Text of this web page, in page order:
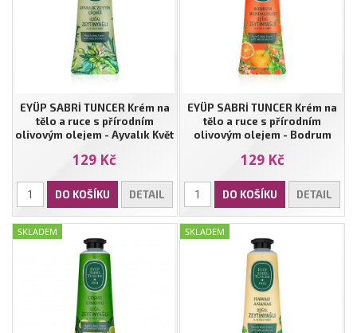
EYÜP SABRİ TUNCER Krém na
tělo a ruce s přírodním
olivovým olejem - Ayvalık Květ
129 Kč
DO KOŠÍKU DETAIL
EYÜP SABRİ TUNCER Krém na
tělo a ruce s přírodním
olivovým olejem - Bodrum
129 Kč
DO KOŠÍKU DETAIL
SKLADEM SKLADEM